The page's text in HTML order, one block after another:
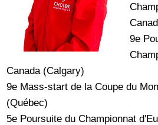
9e
Canada (Calgary)
9e Mass-start de la Coupe du
(Québec)
5e Poursuite du Championnat